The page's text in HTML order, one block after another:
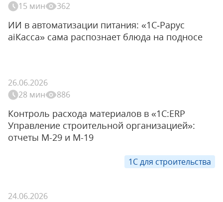
15 мин
362
ИИ в автоматизации питания: «1С‑Рарус
aiКасса» сама распознает блюда на подносе
26.06.2026
28 мин
886
Контроль расхода материалов в «1С:ERP
Управление строительной организацией»:
отчеты М-29 и М-19
1С для строительства
24.06.2026